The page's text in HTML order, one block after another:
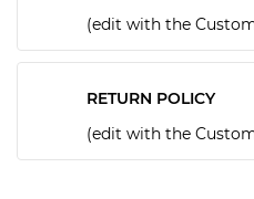
(edit with the
RETURN POLICY
(edit with the